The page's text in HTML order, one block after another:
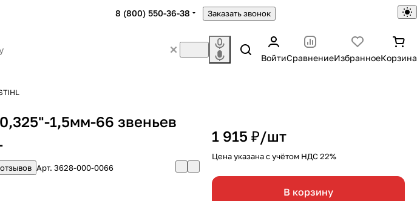
8 (800) 550-36-38 Заказать звонок
ВойтиСравнениеИзбранноеКорзина
1,5мм-66 звеньев
Арт.3628-000-0066
1 915 ₽/шт
Цена указана с учётом НДС 22%
В корзину